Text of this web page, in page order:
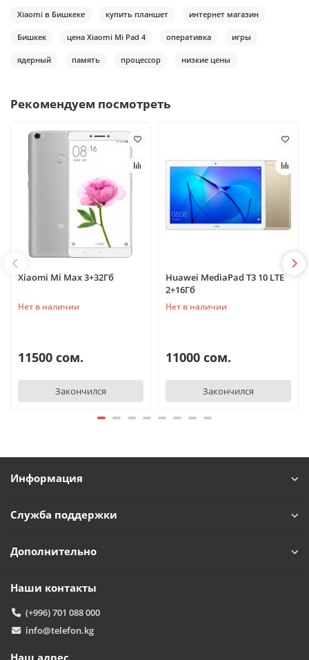
Xiaomi в Бишкеке купить планшет интернет магазин
Бишкек цена Xiaomi Mi Pad 4 оперативка игры
ядерный память процессор низкие цены
Рекомендуем посмотреть
Xiaomi Mi Max 3+32Гб
Нет в наличии
11500 сом.
Закончился
Huawei MediaPad T3 10 LTE
2+16Гб
Нет в наличии
11000 сом.
Закончился
Информация
Служба поддержки
Дополнительно
Наши контакты
(+996) 701 088 000
info@telefon.kg
T TelefonAI
Обычно отвечаем за минуту
Powered by Replai
Чем можем помочь?